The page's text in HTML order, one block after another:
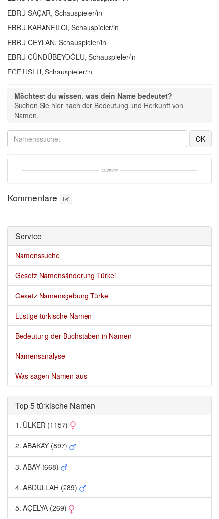
EBRU SAÇAR, Schauspieler/in
EBRU KARANFILCI, Schauspieler/in
EBRU CEYLAN, Schauspieler/in
EBRU CÜNDÜBEYOĞLU, Schauspieler/in
ECE USLU, Schauspieler/in
Möchtest du wissen, was dein Name bedeutet?
Suchen Sie hier nach der Bedeutung und Herkunft von
Namen.
ANZEIGE
Kommentare
Service
Namenssuche
Gesetz Namensänderung Türkei
Gesetz Namensgebung Türkei
Lustige türkische Namen
Bedeutung der Buchstaben in Namen
Namensanalyse
Was sagen Namen aus
Top 5 türkische Namen
1. ÜLKER (1157)
2. ABAKAY (897)
3. ABAY (668)
4. ABDULLAH (289)
5. AÇELYA (269)